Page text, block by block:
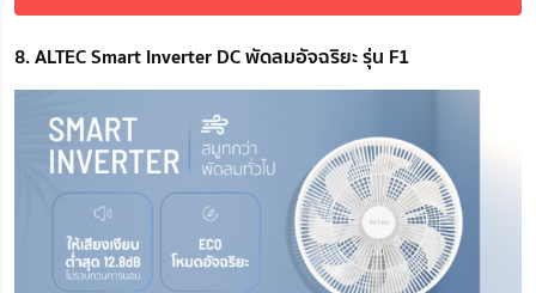
8. ALTEC Smart Inverter DC พัดลมอัจฉริยะ รุ่น F1